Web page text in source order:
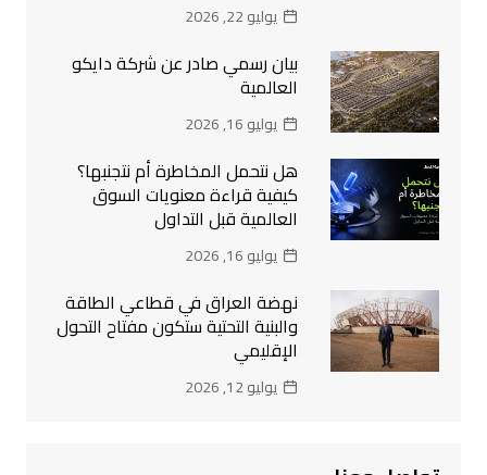
يوليو 22, 2026
بيان رسمي صادر عن شركة دايكو
العالمية
يوليو 16, 2026
هل نتحمل المخاطرة أم نتجنبها؟
كيفية قراءة معنويات السوق
العالمية قبل التداول
يوليو 16, 2026
نهضة العراق في قطاعي الطاقة
والبنية التحتية ستكون مفتاح التحول
الإقليمي
يوليو 12, 2026